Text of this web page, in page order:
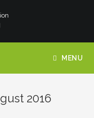
MENU
2016